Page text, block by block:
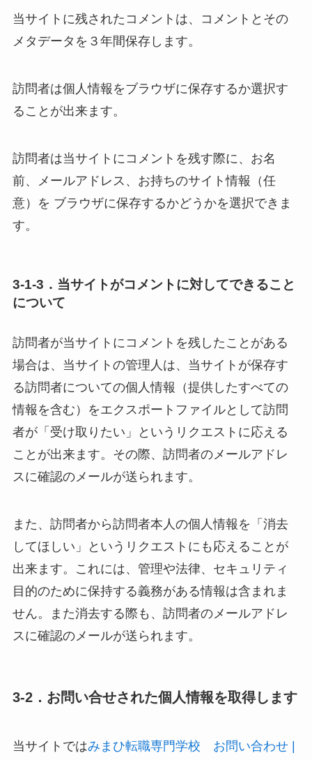
当サイトに残されたコメントは、コメントとその
メタデータを３年間保存します。
訪問者は個人情報をブラウザに保存するか選択す
ることが出来ます。
訪問者は当サイトにコメントを残す際に、お名
前、メールアドレス、お持ちのサイト情報（任
意）を ブラウザに保存するかどうかを選択できま
す。
3-1-3．当サイトがコメントに対してできること
について
訪問者が当サイトにコメントを残したことがある
場合は、当サイトの管理人は、当サイトが保存す
る訪問者についての個人情報（提供したすべての
情報を含む）をエクスポートファイルとして訪問
者が「受け取りたい」というリクエストに応える
ことが出来ます。その際、訪問者のメールアドレ
スに確認のメールが送られます。
また、訪問者から訪問者本人の個人情報を「消去
してほしい」というリクエストにも応えることが
出来ます。これには、管理や法律、セキュリティ
目的のために保持する義務がある情報は含まれま
せん。また消去する際も、訪問者のメールアドレ
スに確認のメールが送られます。
3-2．お問い合せされた個人情報を取得します
当サイトではみまひ転職専門学校 お問い合わせ |